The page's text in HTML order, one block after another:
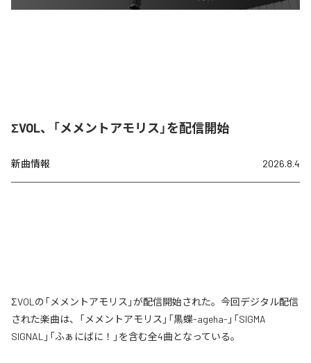
ΣVOL、「メメントアモリス」を配信開始
新曲情報 2026.8.4
ΣVOLの「メメントアモリス」が配信開始された。今回デジタル配信
された楽曲は、「メメントアモリス」「黒蝶-ageha-」「SIGMA
SIGNAL」「ふぁにばに！」を含む全4曲となっている。